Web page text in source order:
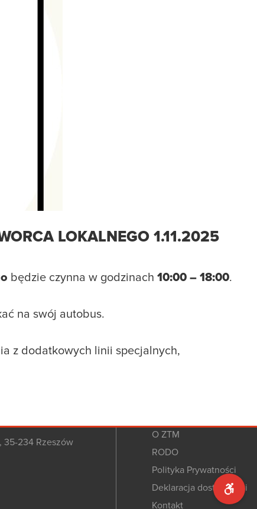
LOKALNEGO 1.11.2025
będzie czynna w godzinach 10:00 – 18:00.
na swój autobus.
z dodatkowych linii specjalnych,
35-234 Rzeszów
O ZTM
RODO
Polityka Prywatności
Deklaracja dostępności
Kontakt